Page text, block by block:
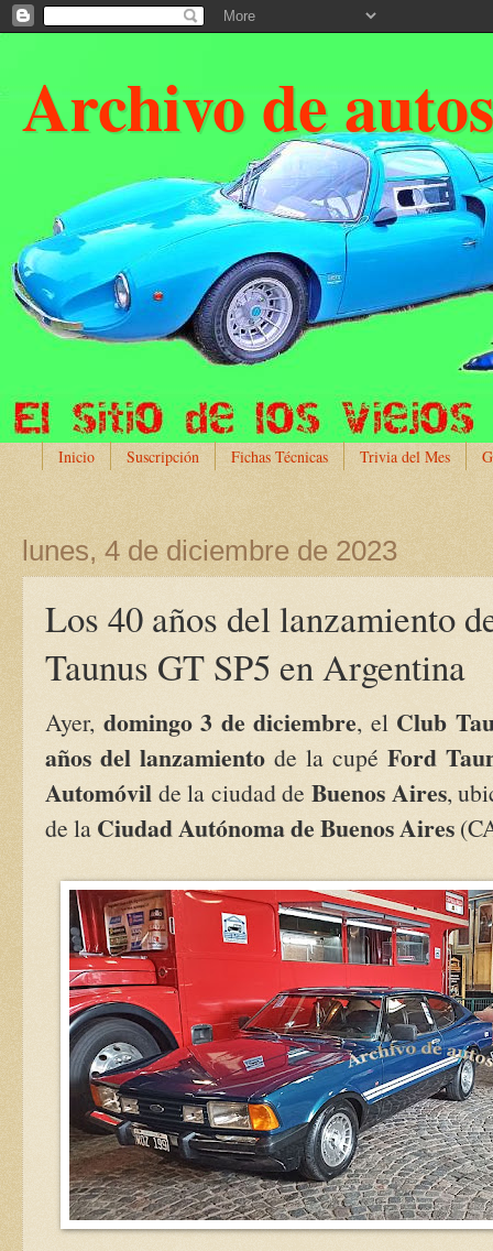
Archivo de autos
Inicio Suscripción Fichas Técnicas Trivia del Mes
lunes, 4 de diciembre de 2023
Los 40 años del lanzamiento
Taunus GT SP5 en Argentina
Ayer, domingo 3 de diciembre, el Club
años del lanzamiento de la cupé Ford
Automóvil de la ciudad de Buenos Aires,
de la Ciudad Autónoma de Buenos Aires